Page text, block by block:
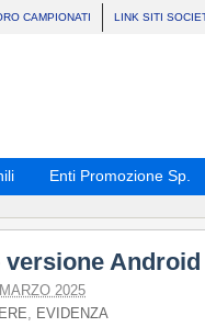
CAMPIONATI LINK SITI
Enti Promozione Sp.
Android
2025
, EVIDENZA